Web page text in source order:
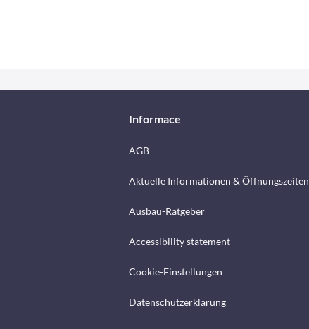
Informace
AGB
Aktuelle Informationen & Öffnungszeiten
Ausbau-Ratgeber
Accessibility statement
Cookie-Einstellungen
Datenschutzerklärung